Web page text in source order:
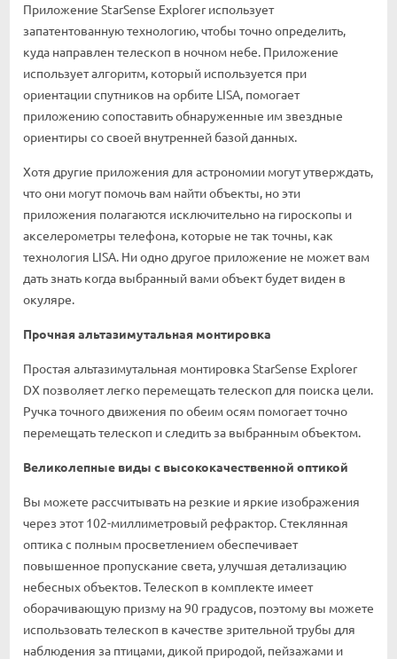
Приложение StarSense Explorer использует
запатентованную технологию, чтобы точно определить,
куда направлен телескоп в ночном небе. Приложение
использует алгоритм, который используется при
ориентации спутников на орбите LISA, помогает
приложению сопоставить обнаруженные им звездные
ориентиры со своей внутренней базой данных.
Хотя другие приложения для астрономии могут утверждать,
что они могут помочь вам найти объекты, но эти
приложения полагаются исключительно на гироскопы и
акселерометры телефона, которые не так точны, как
технология LISA. Ни одно другое приложение не может вам
дать знать когда выбранный вами объект будет виден в
окуляре.
Прочная альтазимутальная монтировка
Простая альтазимутальная монтировка StarSense Explorer
DX позволяет легко перемещать телескоп для поиска цели.
Ручка точного движения по обеим осям помогает точно
перемещать телескоп и следить за выбранным объектом.
Великолепные виды с высококачественной оптикой
Вы можете рассчитывать на резкие и яркие изображения
через этот 102-миллиметровый рефрактор. Стеклянная
оптика с полным просветлением обеспечивает
повышенное пропускание света, улучшая детализацию
небесных объектов. Телескоп в комплекте имеет
оборачивающую призму на 90 градусов, поэтому вы можете
использовать телескоп в качестве зрительной трубы для
наблюдения за птицами, дикой природой, пейзажами и